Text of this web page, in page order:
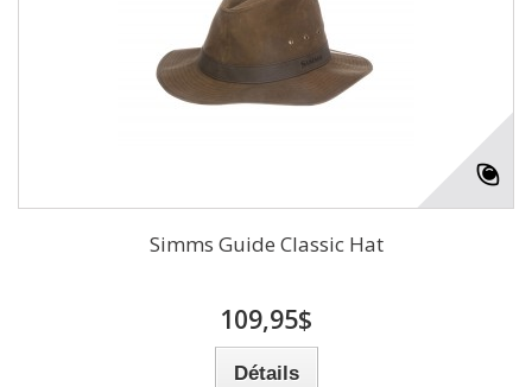
Simms Guide Classic Hat
109,95$
Détails